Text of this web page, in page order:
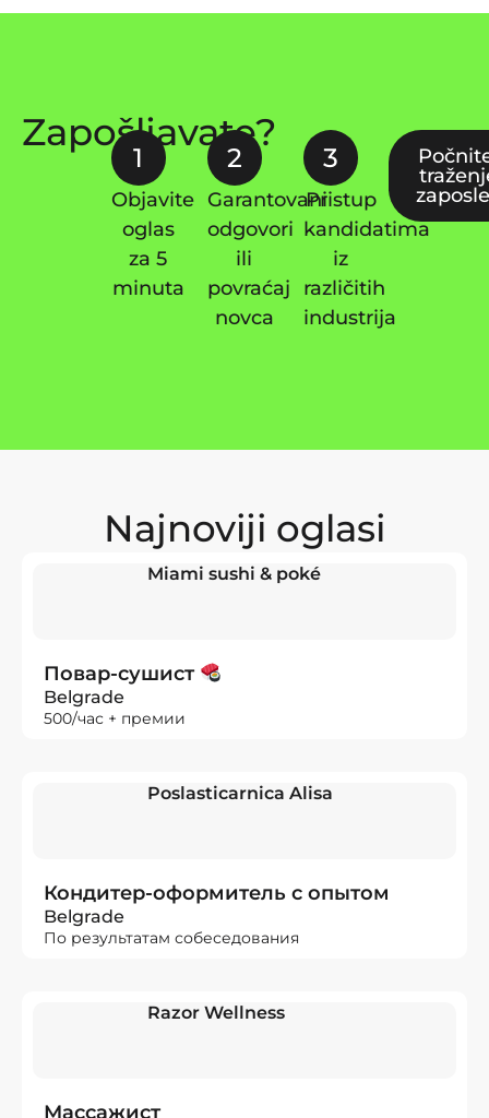
Zapošljavate?
1
Objavite
oglas
za 5
minuta
2
Garantovani
odgovori
ili
povraćaj
novca
3
Pristup
kandidatima
iz
različitih
industrija
Najnoviji oglasi
Miami sushi & poké
Повар-сушист
Belgrade
500/час + премии
Poslasticarnica Alisa
Кондитер-оформитель с опытом
Belgrade
По результатам собеседования
Razor Wellness
Массажист